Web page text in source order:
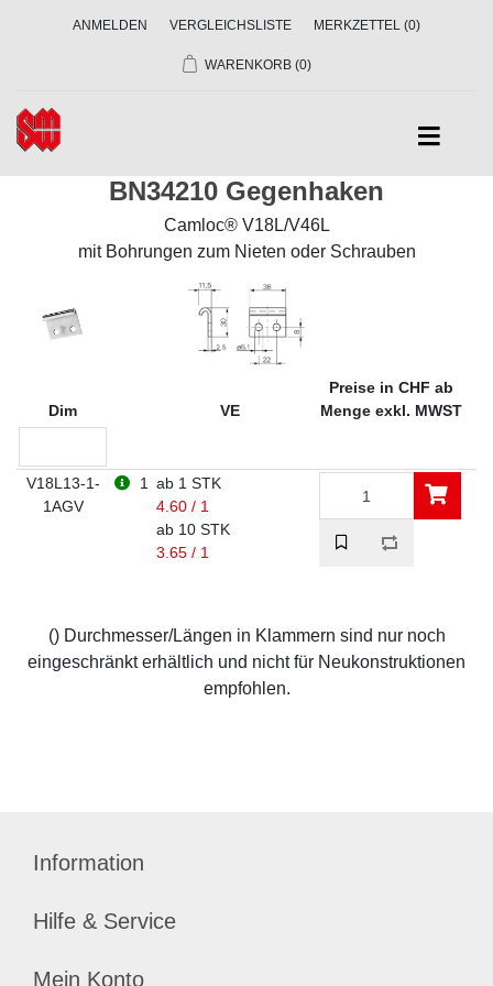
ANMELDEN VERGLEICHSLISTE MERKZETTEL (0)
WARENKORB (0)
BN34210 Gegenhaken
Camloc® V18L/V46L
mit Bohrungen zum Nieten oder Schrauben
Dim VE
Preise in CHF ab
Menge exkl. MWST
V18L13-1-
1AGV
1
ab 1 STK
4.60 / 1
ab 10 STK
3.65 / 1
() Durchmesser/Längen in Klammern sind nur noch
eingeschränkt erhältlich und nicht für Neukonstruktionen
empfohlen.
Information
Hilfe & Service
Mein Konto